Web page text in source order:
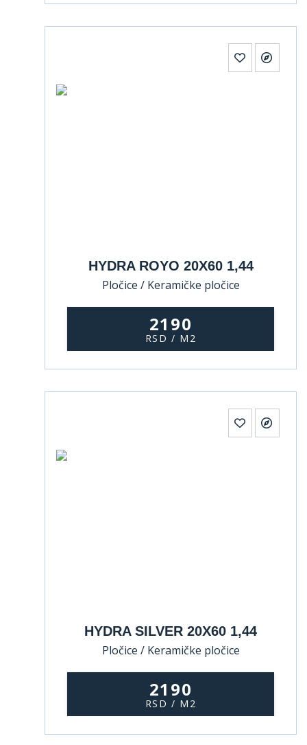
HYDRA ROYO 20X60 1,44
Pločice / Keramičke pločice
2190
RSD / M2
HYDRA SILVER 20X60 1,44
Pločice / Keramičke pločice
2190
RSD / M2